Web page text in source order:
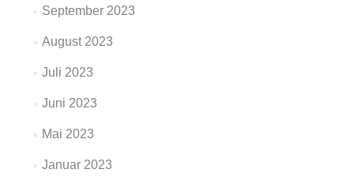
September 2023
August 2023
Juli 2023
Juni 2023
Mai 2023
Januar 2023